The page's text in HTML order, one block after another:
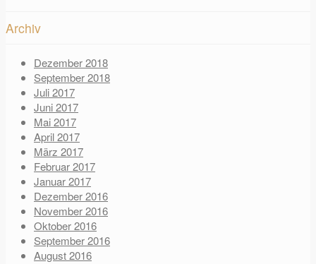
Archiv
Dezember 2018
September 2018
Juli 2017
Juni 2017
Mai 2017
April 2017
März 2017
Februar 2017
Januar 2017
Dezember 2016
November 2016
Oktober 2016
September 2016
August 2016